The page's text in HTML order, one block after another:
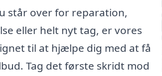
står over for reparation,
eller helt nyt tag, er vores
til at hjælpe dig med at få
Tag det første skridt mod